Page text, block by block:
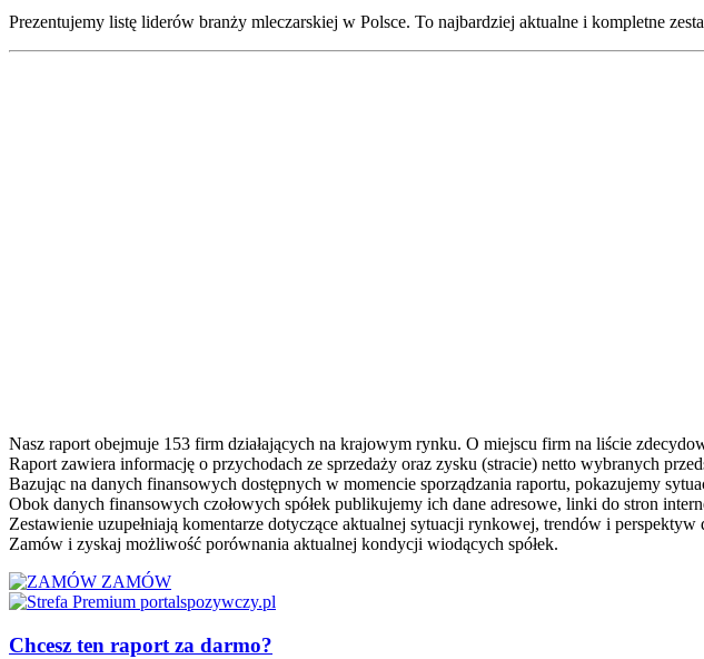
Prezentujemy listę liderów branży mleczarskiej w Polsce. To najbardziej aktualne i kompletne
Nasz raport obejmuje 153 firm działających na krajowym rynku. O miejscu firm na liście
Raport zawiera informację o przychodach ze sprzedaży oraz zysku (stracie) netto wybranych
Bazując na danych finansowych dostępnych w momencie sporządzania raportu, pokazujemy
Obok danych finansowych czołowych spółek publikujemy ich dane adresowe, linki do stron
Zestawienie uzupełniają komentarze dotyczące aktualnej sytuacji rynkowej, trendów i perspektyw
Zamów i zyskaj możliwość porównania aktualnej kondycji wiodących spółek.
ZAMÓW
Chcesz ten raport za darmo?